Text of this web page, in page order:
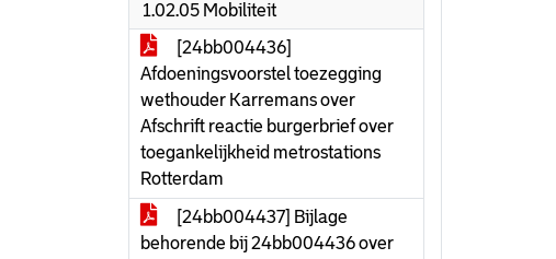
1.02.05 Mobiliteit
[24bb004436]
Afdoeningsvoorstel toezegging
wethouder Karremans over
Afschrift reactie burgerbrief over
toegankelijkheid metrostations
Rotterdam
[24bb004437] Bijlage
behorende bij 24bb004436 over